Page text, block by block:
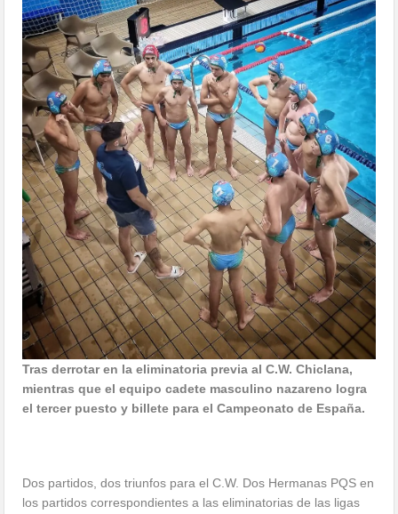
Tras derrotar en la eliminatoria previa al C.W. Chiclana,
mientras que el equipo cadete masculino nazareno logra
el tercer puesto y billete para el Campeonato de España.
Dos partidos, dos triunfos para el C.W. Dos Hermanas PQS en
los partidos correspondientes a las eliminatorias de las ligas